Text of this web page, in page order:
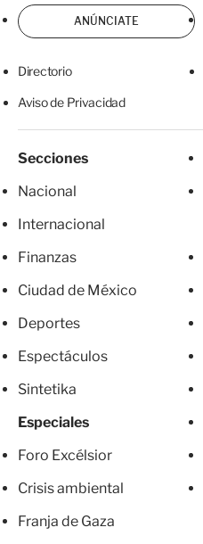
ANÚNCIATE
Directorio
Aviso de Privacidad
Secciones
Nacional
Internacional
Finanzas
Ciudad de México
Deportes
Espectáculos
Sintetika
Especiales
Foro Excélsior
Crisis ambiental
Franja de Gaza